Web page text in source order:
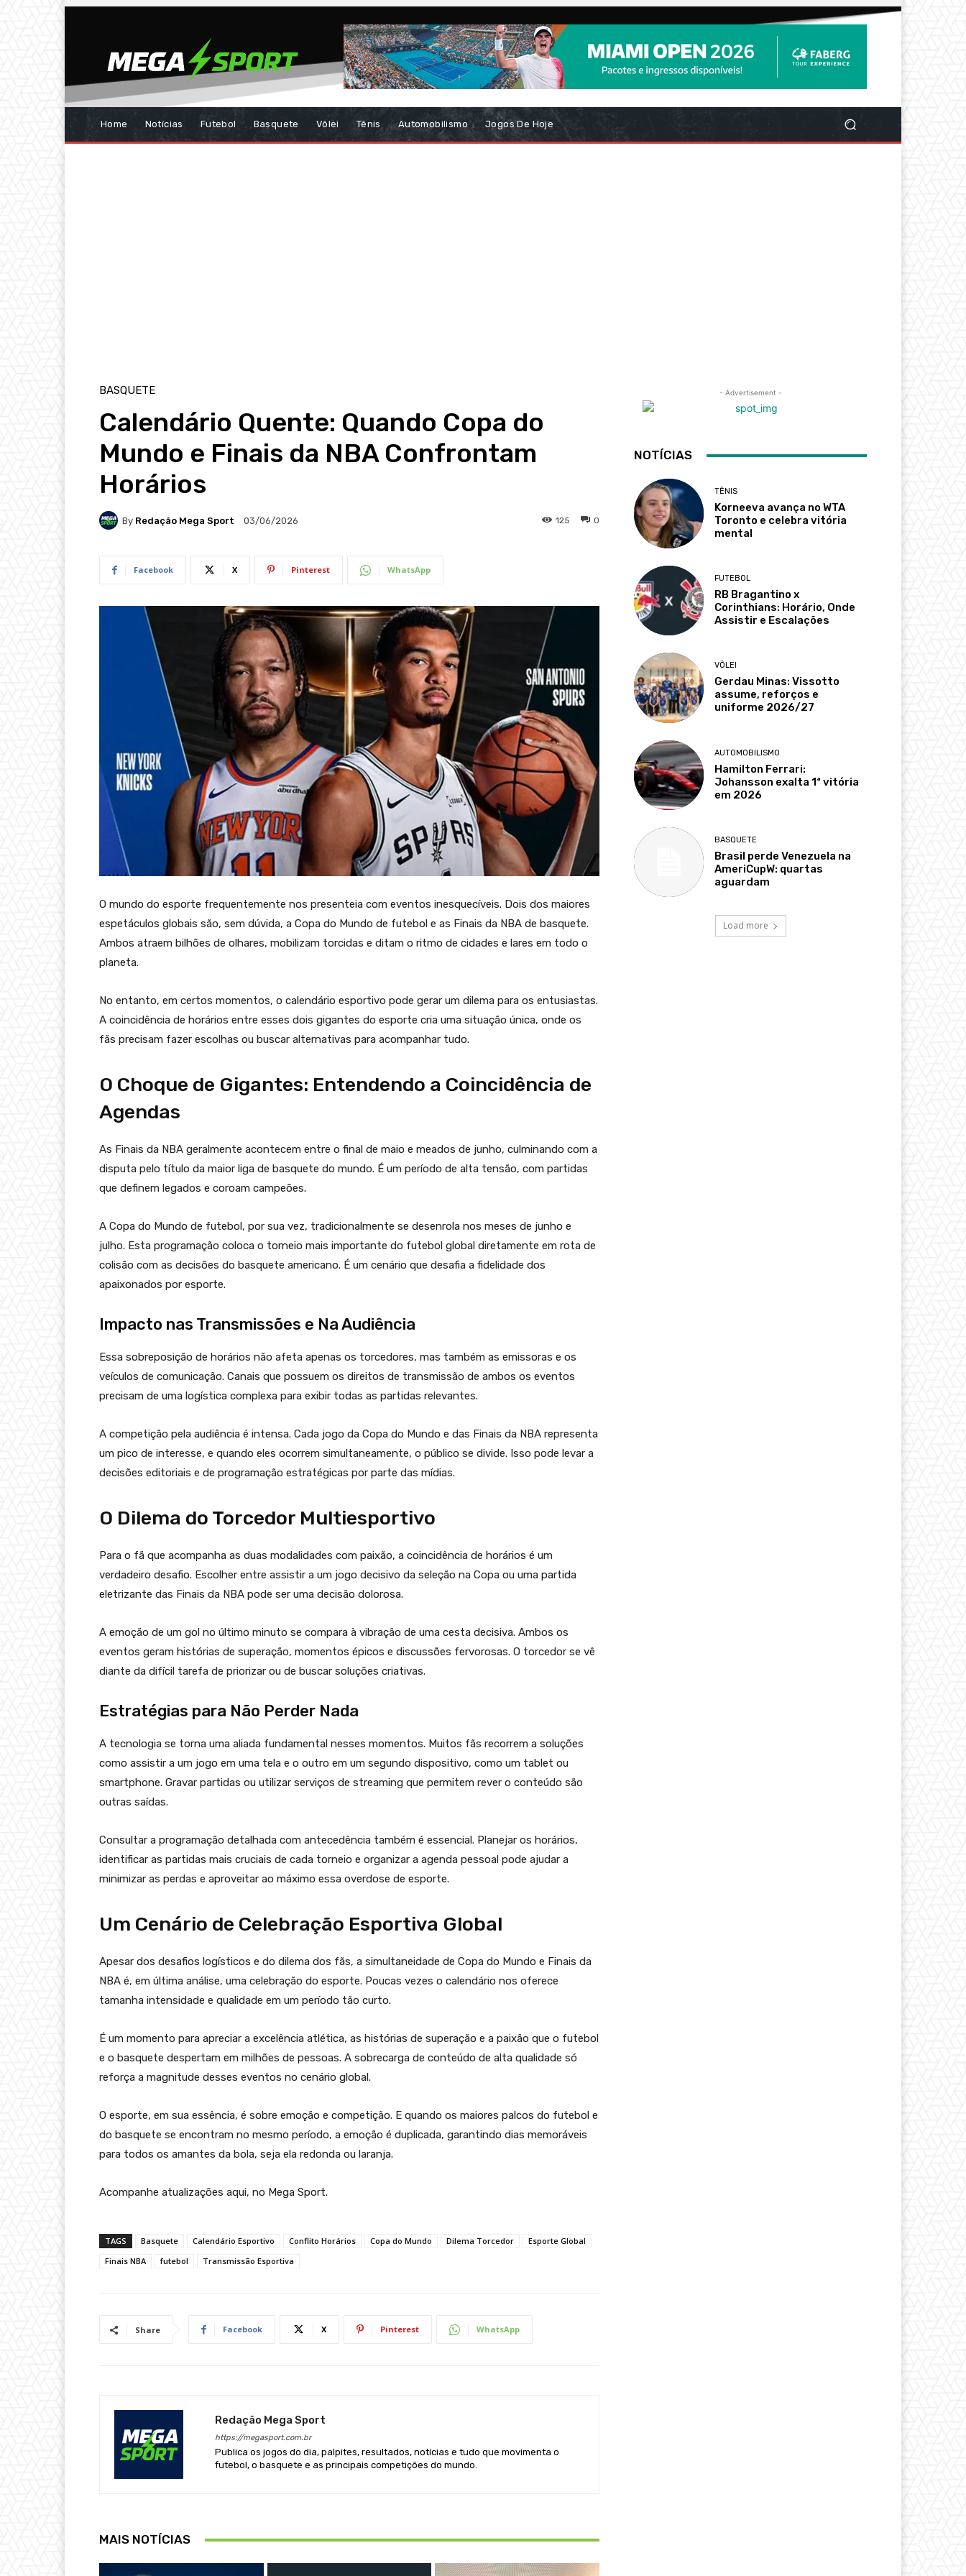
Home Notícias Futebol Basquete Vôlei Tênis Automobilismo Jogos De Hoje
BASQUETE
Calendário Quente: Quando Copa do
Mundo e Finais da NBA Confrontam
Horários
By Redação Mega Sport 03/06/2026 0
125
Facebook X Pinterest WhatsApp
O mundo do esporte frequentemente nos presenteia com eventos inesquecíveis. Dois dos maiores
espetáculos globais são, sem dúvida, a Copa do Mundo de futebol e as Finais da NBA de basquete.
Ambos atraem bilhões de olhares, mobilizam torcidas e ditam o ritmo de cidades e lares em todo o
planeta.
No entanto, em certos momentos, o calendário esportivo pode gerar um dilema para os entusiastas.
A coincidência de horários entre esses dois gigantes do esporte cria uma situação única, onde os
fãs precisam fazer escolhas ou buscar alternativas para acompanhar tudo.
O Choque de Gigantes: Entendendo a Coincidência de
Agendas
As Finais da NBA geralmente acontecem entre o final de maio e meados de junho, culminando com a
disputa pelo título da maior liga de basquete do mundo. É um período de alta tensão, com partidas
que definem legados e coroam campeões.
A Copa do Mundo de futebol, por sua vez, tradicionalmente se desenrola nos meses de junho e
julho. Esta programação coloca o torneio mais importante do futebol global diretamente em rota de
colisão com as decisões do basquete americano. É um cenário que desafia a fidelidade dos
apaixonados por esporte.
Impacto nas Transmissões e Na Audiência
Essa sobreposição de horários não afeta apenas os torcedores, mas também as emissoras e os
veículos de comunicação. Canais que possuem os direitos de transmissão de ambos os eventos
precisam de uma logística complexa para exibir todas as partidas relevantes.
A competição pela audiência é intensa. Cada jogo da Copa do Mundo e das Finais da NBA representa
um pico de interesse, e quando eles ocorrem simultaneamente, o público se divide. Isso pode levar a
decisões editoriais e de programação estratégicas por parte das mídias.
O Dilema do Torcedor Multiesportivo
Para o fã que acompanha as duas modalidades com paixão, a coincidência de horários é um
verdadeiro desafio. Escolher entre assistir a um jogo decisivo da seleção na Copa ou uma partida
eletrizante das Finais da NBA pode ser uma decisão dolorosa.
A emoção de um gol no último minuto se compara à vibração de uma cesta decisiva. Ambos os
eventos geram histórias de superação, momentos épicos e discussões fervorosas. O torcedor se vê
diante da difícil tarefa de priorizar ou de buscar soluções criativas.
Estratégias para Não Perder Nada
A tecnologia se torna uma aliada fundamental nesses momentos. Muitos fãs recorrem a soluções
como assistir a um jogo em uma tela e o outro em um segundo dispositivo, como um tablet ou
smartphone. Gravar partidas ou utilizar serviços de streaming que permitem rever o conteúdo são
outras saídas.
Consultar a programação detalhada com antecedência também é essencial. Planejar os horários,
identificar as partidas mais cruciais de cada torneio e organizar a agenda pessoal pode ajudar a
minimizar as perdas e aproveitar ao máximo essa overdose de esporte.
Um Cenário de Celebração Esportiva Global
Apesar dos desafios logísticos e do dilema dos fãs, a simultaneidade de Copa do Mundo e Finais da
NBA é, em última análise, uma celebração do esporte. Poucas vezes o calendário nos oferece
tamanha intensidade e qualidade em um período tão curto.
É um momento para apreciar a excelência atlética, as histórias de superação e a paixão que o futebol
e o basquete despertam em milhões de pessoas. A sobrecarga de conteúdo de alta qualidade só
reforça a magnitude desses eventos no cenário global.
O esporte, em sua essência, é sobre emoção e competição. E quando os maiores palcos do futebol e
do basquete se encontram no mesmo período, a emoção é duplicada, garantindo dias memoráveis
para todos os amantes da bola, seja ela redonda ou laranja.
Acompanhe atualizações aqui, no Mega Sport.
TAGS Basquete Calendário Esportivo Conflito Horários Copa do Mundo Dilema Torcedor
Esporte Global
Finais NBA
futebol Transmissão Esportiva
Share Facebook X Pinterest WhatsApp
Redação Mega Sport
https://megasport.com.br
Publica os jogos do dia, palpites, resultados, notícias e tudo que movimenta o
futebol, o basquete e as principais competições do mundo.
MAIS NOTÍCIAS
- Advertisement -
NOTÍCIAS
TÊNIS
Korneeva avança no WTA
Toronto e celebra vitória
mental
FUTEBOL
RB Bragantino x
Corinthians: Horário, Onde
Assistir e Escalações
VÔLEI
Gerdau Minas: Vissotto
assume, reforços e
uniforme 2026/27
AUTOMOBILISMO
Hamilton Ferrari:
Johansson exalta 1ª vitória
em 2026
BASQUETE
Brasil perde Venezuela na
AmeriCupW: quartas
aguardam
Load more